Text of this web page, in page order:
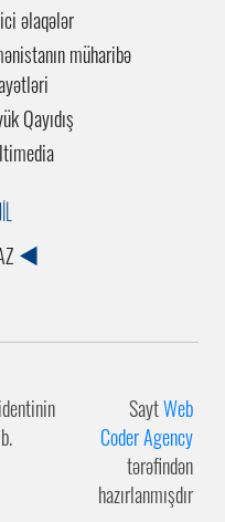
əlaqələr
müharibə
Qayıdış
SaytWeb
Coder Agency
tərəfindən
hazırlanmışdır